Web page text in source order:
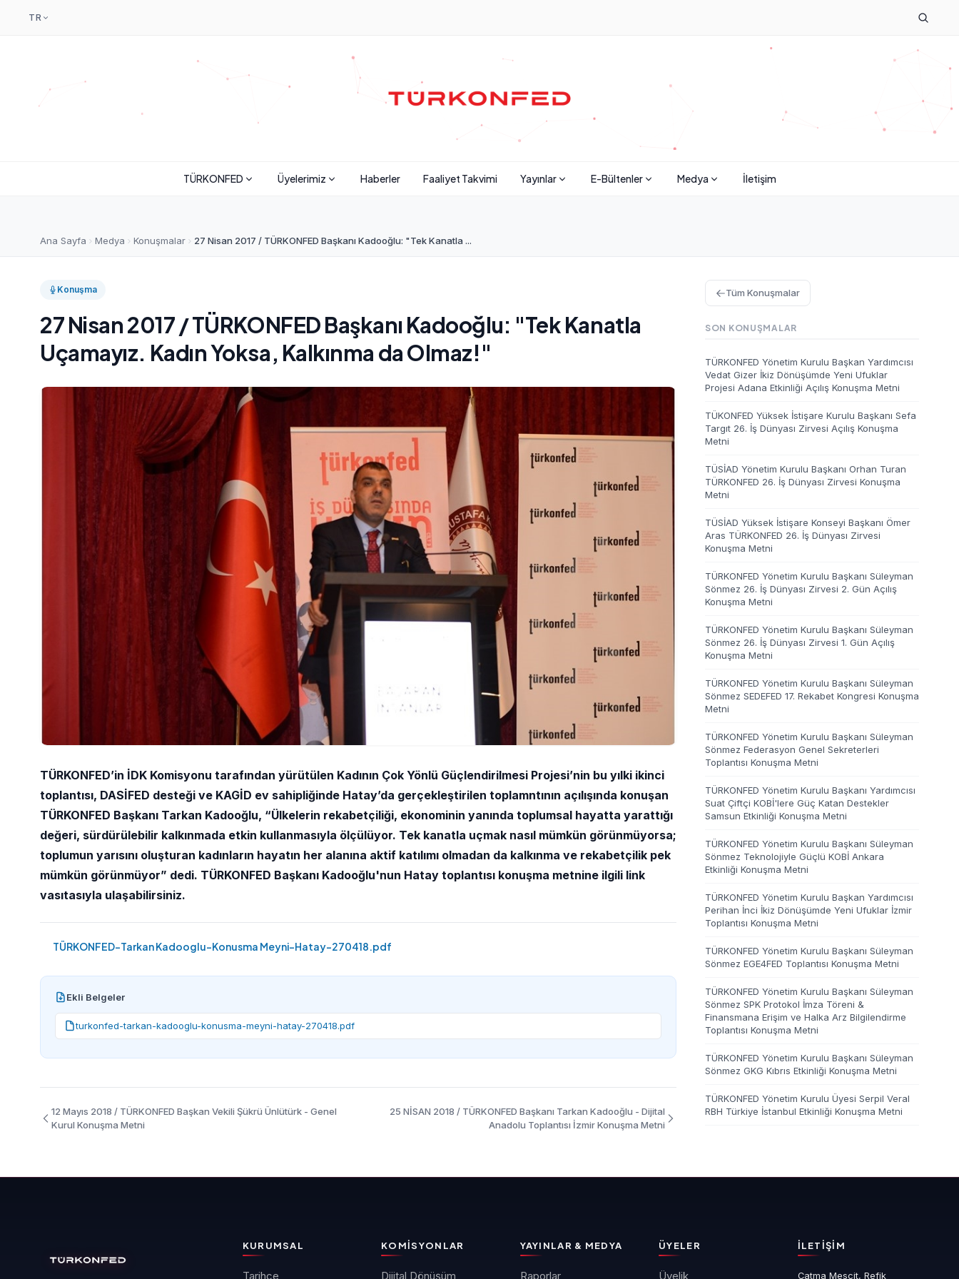
TR
TÜRKONFED Üyelerimiz Haberler Faaliyet Takvimi Yayınlar E-Bültenler Medya İletişim
Ana Sayfa Medya Konuşmalar 27 Nisan 2017 / TÜRKONFED Başkanı Kadooğlu: "Tek Kanatla ...
Konuşma
27 Nisan 2017 / TÜRKONFED Başkanı Kadooğlu: "Tek Kanatla
Uçamayız. Kadın Yoksa, Kalkınma da Olmaz!"
TÜRKONFED’in İDK Komisyonu tarafından yürütülen Kadının Çok Yönlü Güçlendirilmesi Projesi’nin bu yılki ikinci
toplantısı, DASİFED desteği ve KAGİD ev sahipliğinde Hatay’da gerçekleştirilen toplamntının açılışında konuşan
TÜRKONFED Başkanı Tarkan Kadooğlu, “Ülkelerin rekabetçiliği, ekonominin yanında toplumsal hayatta yarattığı
değeri, sürdürülebilir kalkınmada etkin kullanmasıyla ölçülüyor. Tek kanatla uçmak nasıl mümkün görünmüyorsa;
toplumun yarısını oluşturan kadınların hayatın her alanına aktif katılımı olmadan da kalkınma ve rekabetçilik pek
mümkün görünmüyor” dedi. TÜRKONFED Başkanı Kadooğlu'nun Hatay toplantısı konuşma metnine ilgili link
vasıtasıyla ulaşabilirsiniz.
TÜRKONFED-Tarkan Kadooglu-Konusma Meyni-Hatay-270418.pdf
Ekli Belgeler
turkonfed-tarkan-kadooglu-konusma-meyni-hatay-270418.pdf
12 Mayıs 2018 / TÜRKONFED Başkan Vekili Şükrü Ünlütürk - Genel
Kurul Konuşma Metni
25 NİSAN 2018 / TÜRKONFED Başkanı Tarkan Kadooğlu - Dijital
Anadolu Toplantısı İzmir Konuşma Metni
Tüm Konuşmalar
SON KONUŞMALAR
TÜRKONFED Yönetim Kurulu Başkan Yardımcısı
Vedat Gizer İkiz Dönüşümde Yeni Ufuklar
Projesi Adana Etkinliği Açılış Konuşma Metni
TÜKONFED Yüksek İstişare Kurulu Başkanı Sefa
Targıt 26. İş Dünyası Zirvesi Açılış Konuşma
Metni
TÜSİAD Yönetim Kurulu Başkanı Orhan Turan
TÜRKONFED 26. İş Dünyası Zirvesi Konuşma
Metni
TÜSİAD Yüksek İstişare Konseyi Başkanı Ömer
Aras TÜRKONFED 26. İş Dünyası Zirvesi
Konuşma Metni
TÜRKONFED Yönetim Kurulu Başkanı Süleyman
Sönmez 26. İş Dünyası Zirvesi 2. Gün Açılış
Konuşma Metni
TÜRKONFED Yönetim Kurulu Başkanı Süleyman
Sönmez 26. İş Dünyası Zirvesi 1. Gün Açılış
Konuşma Metni
TÜRKONFED Yönetim Kurulu Başkanı Süleyman
Sönmez SEDEFED 17. Rekabet Kongresi Konuşma
Metni
TÜRKONFED Yönetim Kurulu Başkanı Süleyman
Sönmez Federasyon Genel Sekreterleri
Toplantısı Konuşma Metni
TÜRKONFED Yönetim Kurulu Başkanı Yardımcısı
Suat Çiftçi KOBİ'lere Güç Katan Destekler
Samsun Etkinliği Konuşma Metni
TÜRKONFED Yönetim Kurulu Başkanı Süleyman
Sönmez Teknolojiyle Güçlü KOBİ Ankara
Etkinliği Konuşma Metni
TÜRKONFED Yönetim Kurulu Başkan Yardımcısı
Perihan İnci İkiz Dönüşümde Yeni Ufuklar İzmir
Toplantısı Konuşma Metni
TÜRKONFED Yönetim Kurulu Başkanı Süleyman
Sönmez EGE4FED Toplantısı Konuşma Metni
TÜRKONFED Yönetim Kurulu Başkanı Süleyman
Sönmez SPK Protokol İmza Töreni &
Finansmana Erişim ve Halka Arz Bilgilendirme
Toplantısı Konuşma Metni
TÜRKONFED Yönetim Kurulu Başkanı Süleyman
Sönmez GKG Kıbrıs Etkinliği Konuşma Metni
TÜRKONFED Yönetim Kurulu Üyesi Serpil Veral
RBH Türkiye İstanbul Etkinliği Konuşma Metni
KURUMSAL
Tarihçe
KOMISYONLAR
Dijital Dönüşüm
YAYINLAR & MEDYA
Raporlar
ÜYELER
Üyelik
İLETIŞIM
Çatma Mescit, Refik